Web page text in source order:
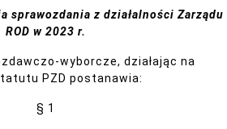
sprawozdania z działalności Zarządu
ROD w 2023 r.
wyborcze, działając na
PZD postanawia:
§ 1